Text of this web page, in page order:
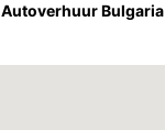
Autoverhuur Bulgaria